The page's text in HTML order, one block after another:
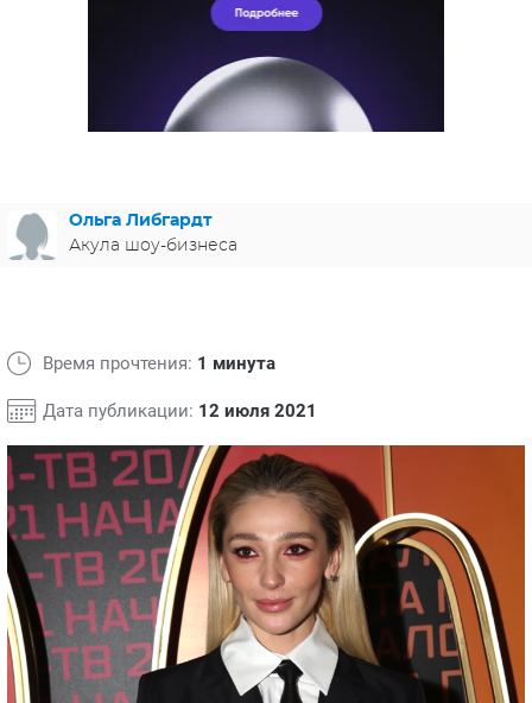
ГЕРМАНИЯ
СПОЙЛЕРЫ ИЗ СЕРИАЛОВ
Ольга Либгардт
Акула шоу-бизнеса
Время прочтения: 1 минута
Дата публикации: 12 июля 2021